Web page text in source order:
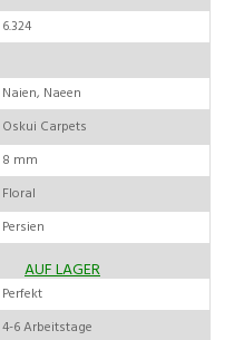
6.324
Naien, Naeen
Oskui Carpets
8 mm
Floral
Persien
AUF LAGER
Perfekt
4-6 Arbeitstage